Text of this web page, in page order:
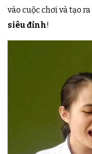
vào cuộc chơi và tạo
siêu đỉnh!